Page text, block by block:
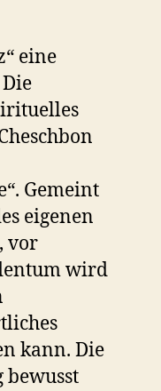
eine
Gemeint
eigenen
vor
wird
kann. Die
bewusst